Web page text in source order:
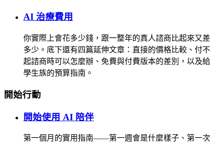
AI 治療費用
你實際上會花多少錢，跟一整年的真人諮商比起來又差
多少。底下還有四篇延伸文章：直接的價格比較、付不
起諮商時可以怎麼辦、免費與付費版本的差別，以及給
學生族的預算指南。
開始行動
開始使用 AI 陪伴
第一個月的實用指南——第一週會是什麼樣子、第一次